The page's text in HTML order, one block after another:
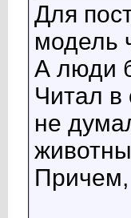
Для
модель
А люди
Читал в
не
Причем,